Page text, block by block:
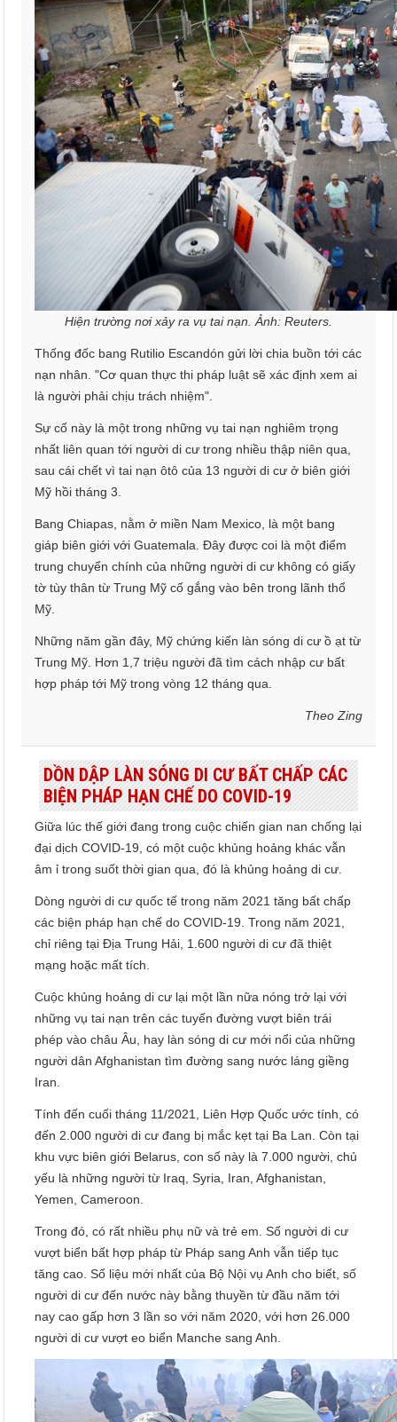
Hiện trường nơi xảy ra vụ tai nạn. Ảnh: Reuters.
Thống đốc bang Rutilio Escandón gửi lời chia buồn tới các
nạn nhân. "Cơ quan thực thi pháp luật sẽ xác định xem ai
là người phải chịu trách nhiệm".
Sự cố này là một trong những vụ tai nạn nghiêm trọng
nhất liên quan tới người di cư trong nhiều thập niên qua,
sau cái chết vì tai nạn ôtô của 13 người di cư ở biên giới
Mỹ hồi tháng 3.
Bang Chiapas, nằm ở miền Nam Mexico, là một bang
giáp biên giới với Guatemala. Đây được coi là một điểm
trung chuyển chính của những người di cư không có giấy
tờ tùy thân từ Trung Mỹ cố gắng vào bên trong lãnh thổ
Mỹ.
Những năm gần đây, Mỹ chứng kiến làn sóng di cư ồ ạt từ
Trung Mỹ. Hơn 1,7 triệu người đã tìm cách nhập cư bất
hợp pháp tới Mỹ trong vòng 12 tháng qua.
Theo Zing
DỒN DẬP LÀN SÓNG DI CƯ BẤT CHẤP CÁC
BIỆN PHÁP HẠN CHẾ DO COVID-19
Giữa lúc thế giới đang trong cuộc chiến gian nan chống lại
đại dịch COVID-19, có một cuộc khủng hoảng khác vẫn
âm ỉ trong suốt thời gian qua, đó là khủng hoảng di cư.
Dòng người di cư quốc tế trong năm 2021 tăng bất chấp
các biện pháp hạn chế do COVID-19. Trong năm 2021,
chỉ riêng tại Địa Trung Hải, 1.600 người di cư đã thiệt
mạng hoặc mất tích.
Cuộc khủng hoảng di cư lại một lần nữa nóng trở lại với
những vụ tai nạn trên các tuyến đường vượt biên trái
phép vào châu Âu, hay làn sóng di cư mới nổi của những
người dân Afghanistan tìm đường sang nước láng giềng
Iran.
Tính đến cuối tháng 11/2021, Liên Hợp Quốc ước tính, có
đến 2.000 người di cư đang bị mắc kẹt tại Ba Lan. Còn tại
khu vực biên giới Belarus, con số này là 7.000 người, chủ
yếu là những người từ Iraq, Syria, Iran, Afghanistan,
Yemen, Cameroon.
Trong đó, có rất nhiều phụ nữ và trẻ em. Số người di cư
vượt biển bất hợp pháp từ Pháp sang Anh vẫn tiếp tục
tăng cao. Số liệu mới nhất của Bộ Nội vụ Anh cho biết, số
người di cư đến nước này bằng thuyền từ đầu năm tới
nay cao gấp hơn 3 lần so với năm 2020, với hơn 26.000
người di cư vượt eo biển Manche sang Anh.